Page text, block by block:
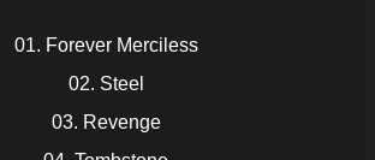
01. Forever Merciless
02. Steel
03. Revenge